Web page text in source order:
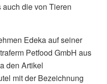
die von Tieren
Edeka auf seiner
Petfood GmbH aus
den Artikel
mit der Bezeichnung